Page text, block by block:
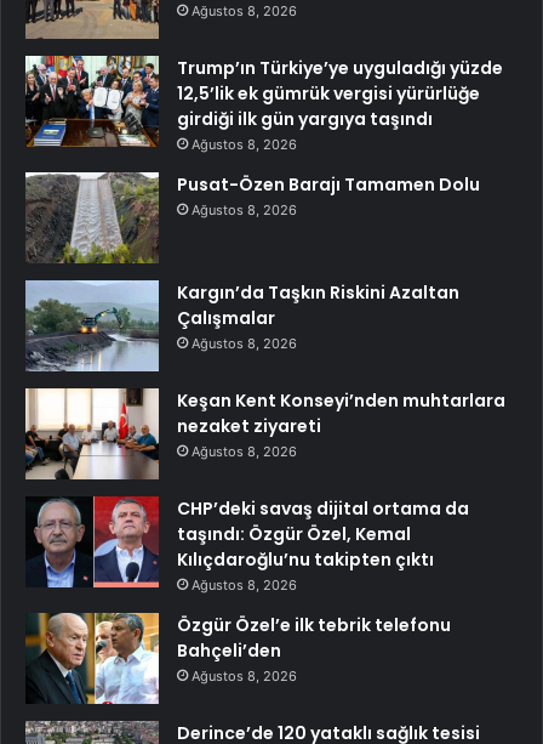
Ağustos 8, 2026
Trump’ın Türkiye’ye uyguladığı yüzde
12,5’lik ek gümrük vergisi yürürlüğe
girdiği ilk gün yargıya taşındı
Ağustos 8, 2026
Pusat-Özen Barajı Tamamen Dolu
Ağustos 8, 2026
Kargın’da Taşkın Riskini Azaltan
Çalışmalar
Ağustos 8, 2026
Keşan Kent Konseyi’nden muhtarlara
nezaket ziyareti
Ağustos 8, 2026
CHP’deki savaş dijital ortama da
taşındı: Özgür Özel, Kemal
Kılıçdaroğlu’nu takipten çıktı
Ağustos 8, 2026
Özgür Özel’e ilk tebrik telefonu
Bahçeli’den
Ağustos 8, 2026
Derince’de 120 yataklı sağlık tesisi